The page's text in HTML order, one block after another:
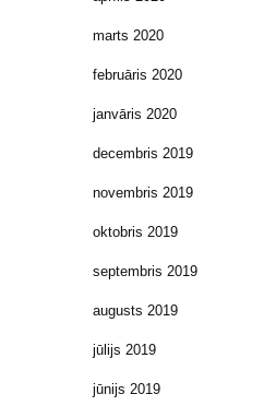
marts 2020
februāris 2020
janvāris 2020
decembris 2019
novembris 2019
oktobris 2019
septembris 2019
augusts 2019
jūlijs 2019
jūnijs 2019